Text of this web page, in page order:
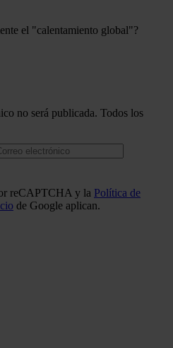
el "calentamiento global"?
no será publicada. Todos los
reCAPTCHA y la Política de
de Google aplican.